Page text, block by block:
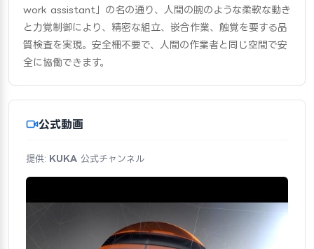
work assistant」の名の通り、人間の腕のような柔軟な動き
と力覚制御により、精密な組立、嵌合作業、触覚を要する品
質検査を実現。安全柵不要で、人間の作業者と同じ空間で安
全に協働できます。
公式動画
提供: KUKA 公式チャンネル